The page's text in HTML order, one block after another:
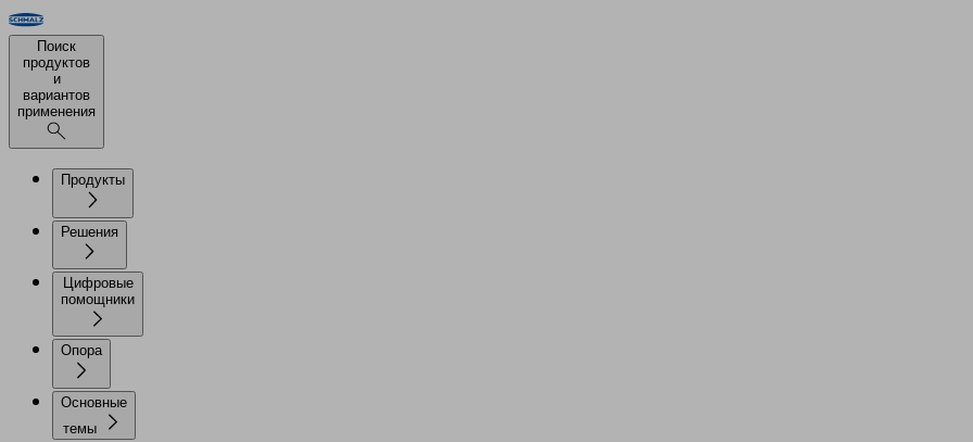
Поиск
продуктов
и
вариантов
применения
Продукты
Решения
Цифровые
помощники
Опора
Основные
темы